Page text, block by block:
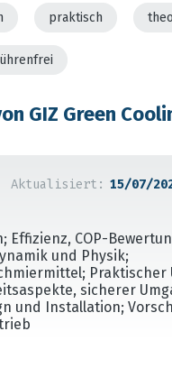
praktisch
GIZ Green
Aktualisiert: 15/07/
Effizienz, COP-
und Physik;
Praktischer
sicherer
und Installation;